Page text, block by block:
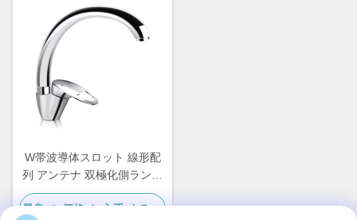
W帯波導体スロット 線形配
列 アンテナ 双極化側ランプ
方形供給
最良 の 価格 を 入手 する